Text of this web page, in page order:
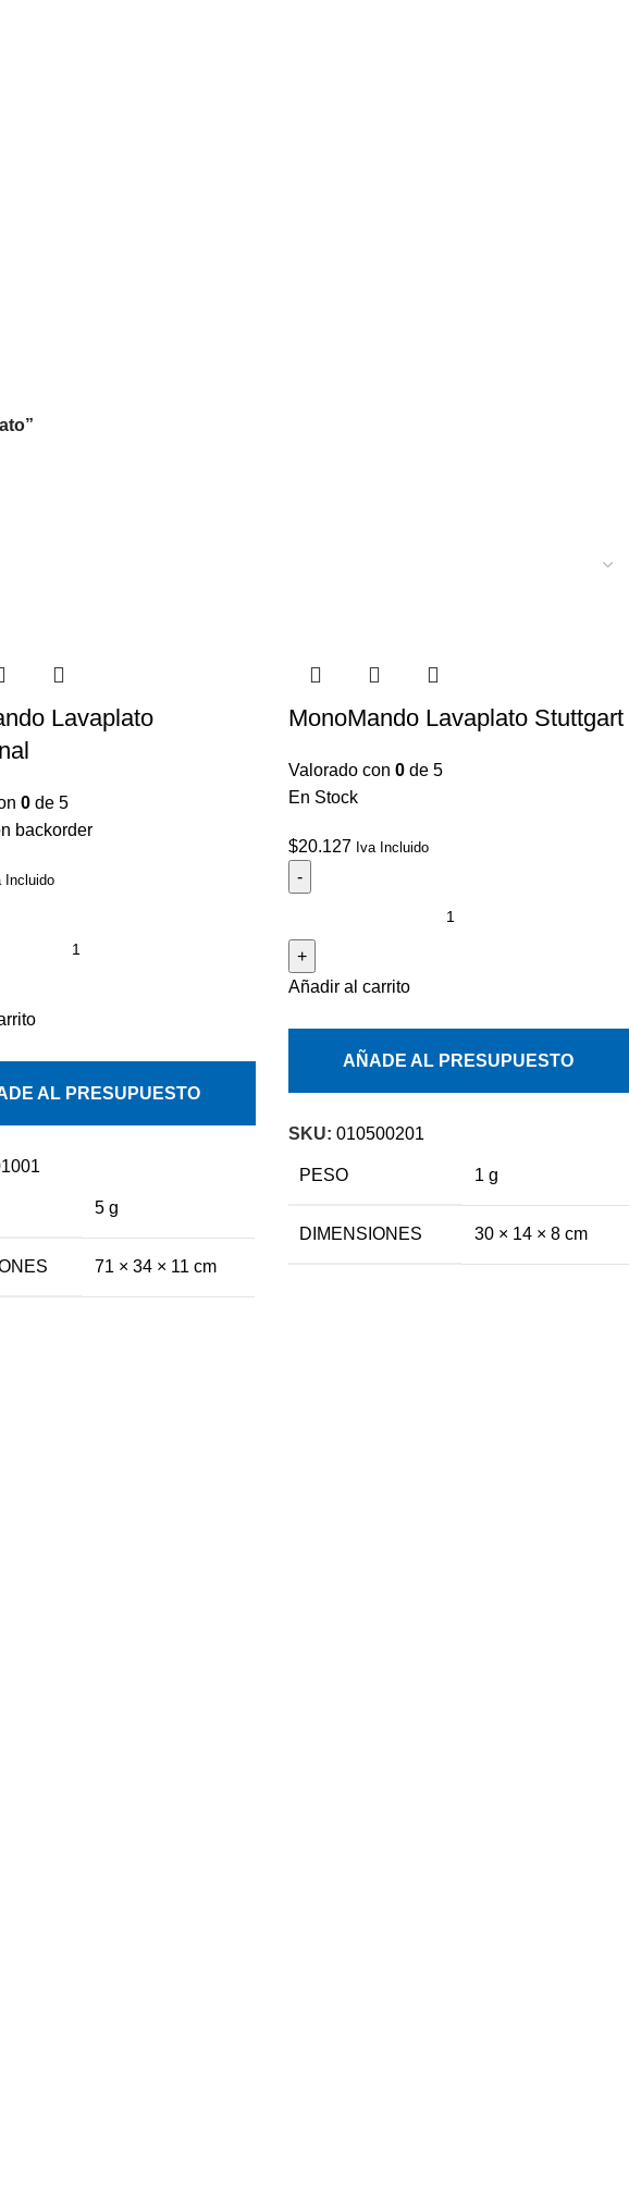
Lavaplato
0 de 5
backorder
Incluido
AL PRESUPUESTO
5 g
71 × 34 × 11 cm
MonoMando Lavaplato Stuttgart
Valorado con 0de 5
En Stock
$20.127 Iva Incluido
Añadir al carrito
AÑADE AL PRESUPUESTO
SKU: 010500201
PESO 1 g
DIMENSIONES 30 × 14 × 8 cm